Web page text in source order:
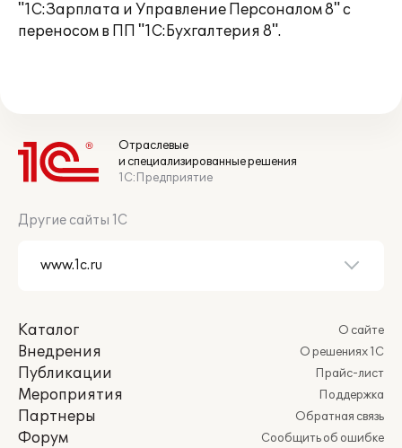
"1С:Зарплата и Управление Персоналом 8" с
переносом в ПП "1С:Бухгалтерия 8".
Отраслевые
и специализированные решения
1С:Предприятие
Другие сайты 1С
Каталог
Внедрения
Публикации
Мероприятия
Партнеры
Форум
О сайте
О решениях 1С
Прайс-лист
Поддержка
Обратная связь
Сообщить об ошибке